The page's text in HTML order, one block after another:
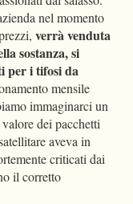
nel momento
verrà venduta
sostanza, si
per i tifosi da
mensile
immaginarci un
dei pacchetti
aveva in
criticati dai
il corretto